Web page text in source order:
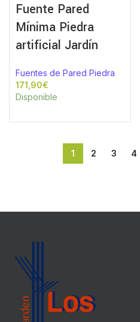
Fuente Pared
Mínima Piedra
artificial Jardín
Fuentes de Pared Piedra
€
Disponible
1 2 3 4